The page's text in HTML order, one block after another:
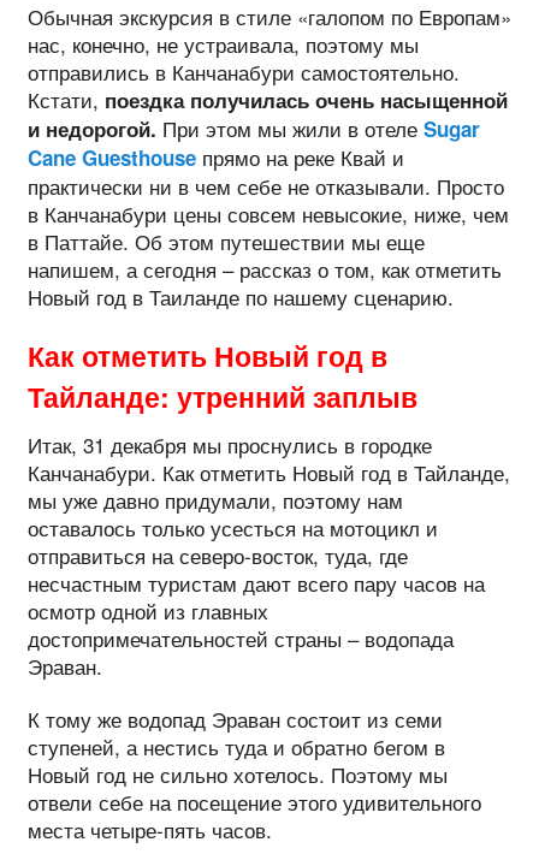
Обычная экскурсия в стиле «галопом по Европам»
нас, конечно, не устраивала, поэтому мы
отправились в Канчанабури самостоятельно.
Кстати, поездка получилась очень насыщенной
и недорогой. При этом мы жили в отеле Sugar
Cane Guesthouseпрямо на реке Квай и
практически ни в чем себе не отказывали. Просто
в Канчанабури цены совсем невысокие, ниже, чем
в Паттайе. Об этом путешествии мы еще
напишем, а сегодня – рассказ о том, как отметить
Новый год в Таиланде по нашему сценарию.
Как отметить Новый год в
Тайланде: утренний заплыв
Итак, 31 декабря мы проснулись в городке
Канчанабури. Как отметить Новый год в Тайланде,
мы уже давно придумали, поэтому нам
оставалось только усесться на мотоцикл и
отправиться на северо-восток, туда, где
несчастным туристам дают всего пару часов на
осмотр одной из главных
достопримечательностей страны – водопада
Эраван.
К тому же водопад Эраван состоит из семи
ступеней, а нестись туда и обратно бегом в
Новый год не сильно хотелось. Поэтому мы
отвели себе на посещение этого удивительного
места четыре-пять часов.